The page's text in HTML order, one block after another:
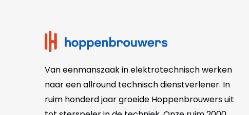
Van eenmanszaak in elektrotechnisch werken
naar een allround technisch dienstverlener. In
ruim honderd jaar groeide Hoppenbrouwers uit